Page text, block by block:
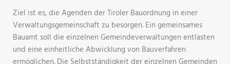
Ziel ist es, die Agenden der Tiroler Bauordnung in einer
Verwaltungsgemeinschaft zu besorgen. Ein gemeinsames
Bauamt soll die einzelnen Gemeindeverwaltungen entlasten
und eine einheitliche Abwicklung von Bauverfahren